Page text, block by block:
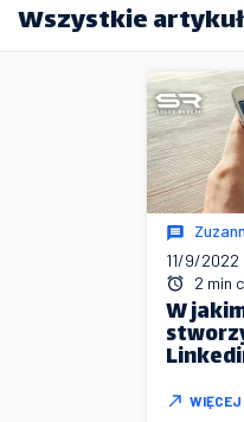
Wszystkie
11/9/2022
2 min
W
WIĘCEJ